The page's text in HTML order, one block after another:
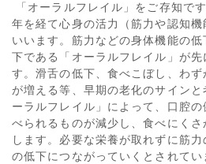
「オーラルフレイル」をご存知で
年を経て心身の活力（筋力や認知
いいます。筋力などの身体機能の
下である「オーラルフレイル」が先
す。滑舌の低下、食べこぼし、わ
が増える等、早期の老化のサイン
ーラルフレイル」によって、口腔
べられるものが減少し、食べにくさ
します。必要な栄養が取れずに筋
の低下につながっていくとされて